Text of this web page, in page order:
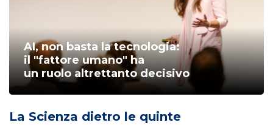
AI, non basta la tecnologia:
il "fattore umano" ha
un ruolo altrettanto decisivo
La Scienza dietro le quinte